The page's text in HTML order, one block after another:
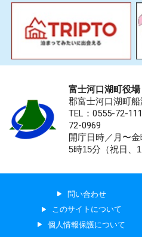
富士河口湖町役場
郡富士河口湖町
TEL：0555-72-
72-0969
開庁日時／月〜
5時15分（祝日、
問い合わせ
このサイトについて
個人情報保護について